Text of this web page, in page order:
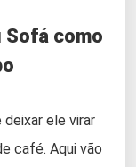
Sofá como
ele virar
café. Aqui vão